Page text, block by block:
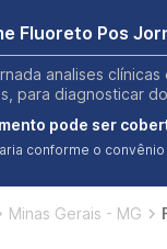
Fluoreto Pos
analises
para diagnosticar
pode ser
conforme o
Minas Gerais - MG